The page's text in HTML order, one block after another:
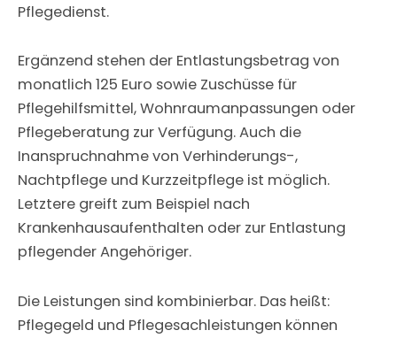
Pflegedienst.
Ergänzend stehen der Entlastungsbetrag von
monatlich 125 Euro sowie Zuschüsse für
Pflegehilfsmittel, Wohnraumanpassungen oder
Pflegeberatung zur Verfügung. Auch die
Inanspruchnahme von Verhinderungs-,
Nachtpflege und Kurzzeitpflege ist möglich.
Letztere greift zum Beispiel nach
Krankenhausaufenthalten oder zur Entlastung
pflegender Angehöriger.
Die Leistungen sind kombinierbar. Das heißt:
Pflegegeld und Pflegesachleistungen können